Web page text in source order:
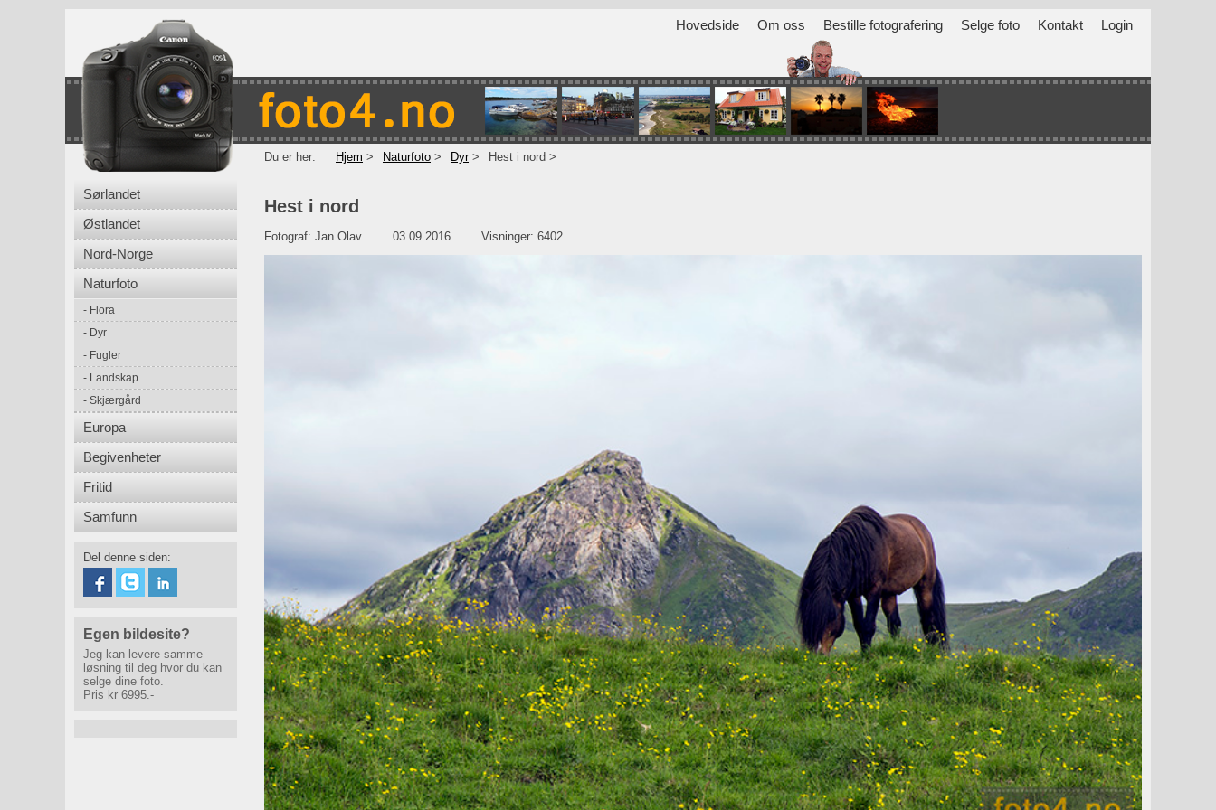
Hovedside Om oss Bestille fotografering Selge foto Kontakt Login
Du er her: Hjem Naturfoto Dyr Hest i nord
Hest i nord
Fotograf: Jan Olav 03.09.2016 Visninger: 6402
Sørlandet
Østlandet
Nord-Norge
Naturfoto
Flora
Dyr
Fugler
Landskap
Skjærgård
Europa
Begivenheter
Fritid
Samfunn
Del denne siden:
Egen bildesite?
Jeg kan levere samme
løsning til deg hvor du kan
selge dine foto.
Pris kr 6995.-